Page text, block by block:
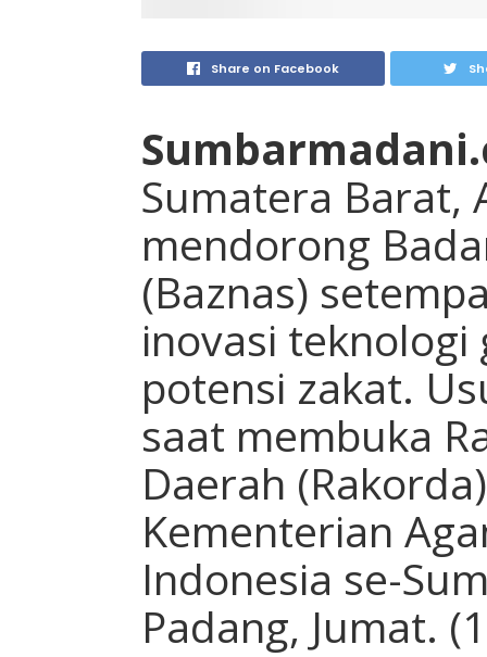
Share on Facebook
Sumatera Barat,
mendorong
(Baznas)
inovasi
potensi zakat.
saat membuka
Daerah
Kementerian
Indonesia se-
Padang, Jumat.